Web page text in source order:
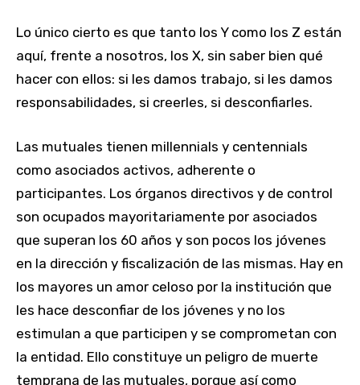
Lo único cierto es que tanto los Y como los Z están
aquí, frente a nosotros, los X, sin saber bien qué
hacer con ellos: si les damos trabajo, si les damos
responsabilidades, si creerles, si desconfiarles.
Las mutuales tienen millennials y centennials
como asociados activos, adherente o
participantes. Los órganos directivos y de control
son ocupados mayoritariamente por asociados
que superan los 60 años y son pocos los jóvenes
en la dirección y fiscalización de las mismas. Hay en
los mayores un amor celoso por la institución que
les hace desconfiar de los jóvenes y no los
estimulan a que participen y se comprometan con
la entidad. Ello constituye un peligro de muerte
temprana de las mutuales, porque así como